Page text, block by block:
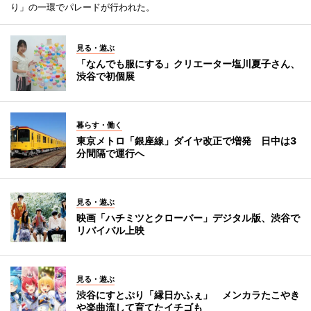
り」の一環でパレードが行われた。
見る・遊ぶ
「なんでも服にする」クリエーター塩川夏子さん、
渋谷で初個展
暮らす・働く
東京メトロ「銀座線」ダイヤ改正で増発 日中は3
分間隔で運行へ
見る・遊ぶ
映画「ハチミツとクローバー」デジタル版、渋谷で
リバイバル上映
見る・遊ぶ
渋谷にすとぷり「縁日かふぇ」 メンカラたこやき
や楽曲流して育てたイチゴも